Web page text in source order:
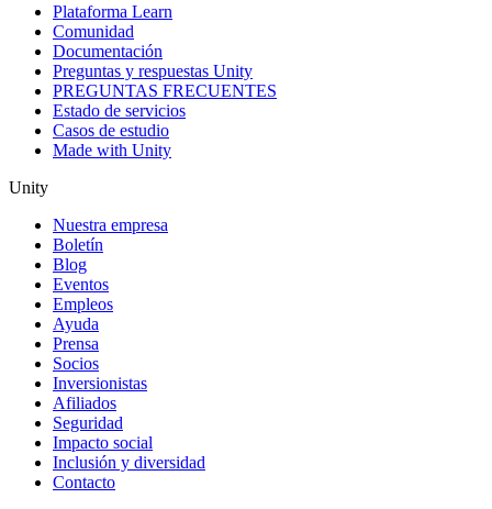
Plataforma Learn
Comunidad
Documentación
Preguntas y respuestas Unity
PREGUNTAS FRECUENTES
Estado de servicios
Casos de estudio
Made with Unity
Unity
Nuestra empresa
Boletín
Blog
Eventos
Empleos
Ayuda
Prensa
Socios
Inversionistas
Afiliados
Seguridad
Impacto social
Inclusión y diversidad
Contacto